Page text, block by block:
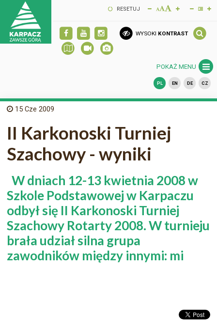
RESETUJ
WYSOKI KONTRAST
POKAŻ MENU
PL EN DE CZ
15 Cze 2009
II Karkonoski Turniej
Szachowy - wyniki
W dniach 12-13 kwietnia 2008 w
Szkole Podstawowej w Karpaczu
odbył się II Karkonoski Turniej
Szachowy Rotarty 2008. W turnieju
brała udział silna grupa
zawodników między innymi: mi